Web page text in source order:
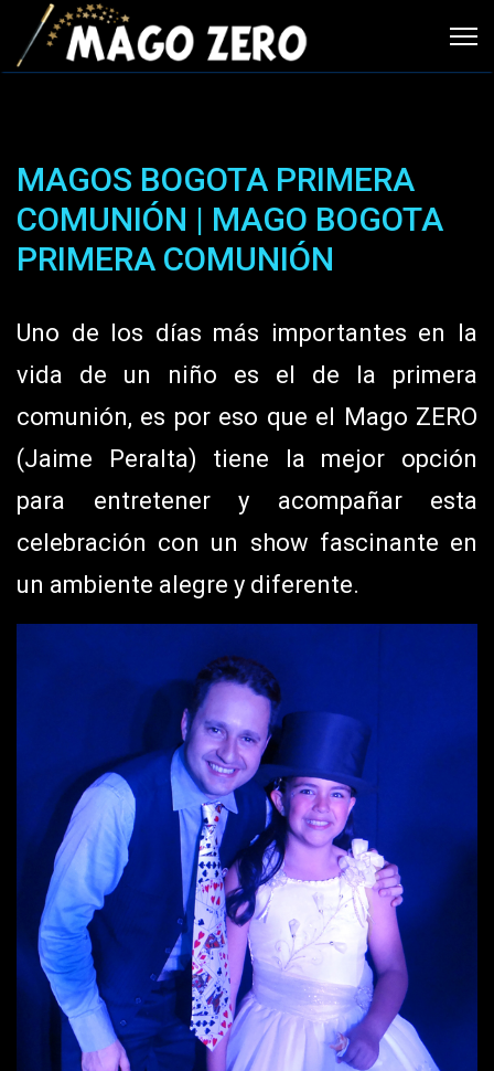
MAGOS BOGOTA PRIMERA
COMUNIÓN | MAGO BOGOTA
PRIMERA COMUNIÓN
Uno de los días más importantes en la
vida de un niño es el de la primera
comunión, es por eso que el Mago ZERO
(Jaime Peralta) tiene la mejor opción
para entretener y acompañar esta
celebración con un show fascinante en
un ambiente alegre y diferente.